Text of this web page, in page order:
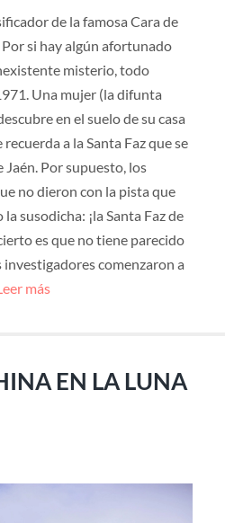
de la famosa Cara de
si hay algún afortunado
misterio, todo
Una mujer (la difunta
en el suelo de su casa
a la Santa Faz que se
Jaén. Por supuesto, los
no dieron con la pista que
susodicha: ¡la Santa Faz de
es que no tiene parecido
comenzaron a
más
EN LA LUNA